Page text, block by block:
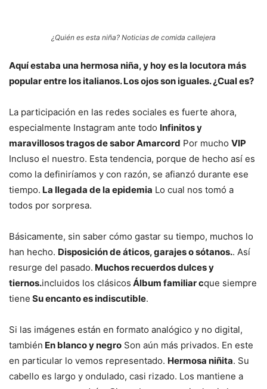
¿Quién es esta niña? Noticias de comida callejera
Aquí estaba una hermosa niña, y hoy es la locutora más
popular entre los italianos. Los ojos son iguales. ¿Cual es?
La participación en las redes sociales es fuerte ahora,
especialmente Instagram ante todo Infinitos y
maravillosos tragos de sabor Amarcord Por mucho VIP
Incluso el nuestro. Esta tendencia, porque de hecho así es
como la definiríamos y con razón, se afianzó durante ese
tiempo. La llegada de la epidemia Lo cual nos tomó a
todos por sorpresa.
Básicamente, sin saber cómo gastar su tiempo, muchos lo
han hecho. Disposición de áticos, garajes o sótanos.. Así
resurge del pasado. Muchos recuerdos dulces y
tiernos.incluidos los clásicos Álbum familiar cque siempre
tiene Su encanto es indiscutible.
Si las imágenes están en formato analógico y no digital,
también En blanco y negro Son aún más privados. En este
en particular lo vemos representado. Hermosa niñita. Su
cabello es largo y ondulado, casi rizado. Los mantiene a